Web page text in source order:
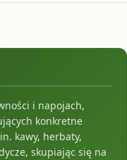
i napojach,
konkretne
kawy, herbaty,
skupiając się na